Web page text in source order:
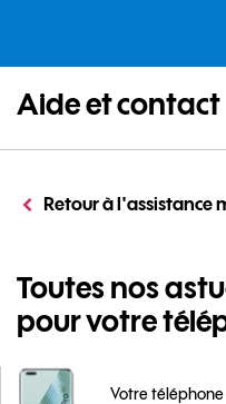
Aide et contact
Retour à l'assistance
Toutes nos
pour votre
Votre téléphone